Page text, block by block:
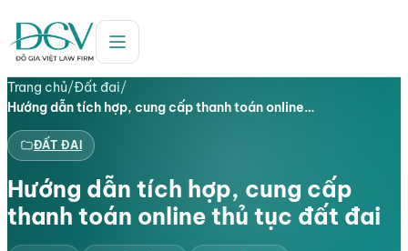
Trang chủ/Đất đai/
Hướng dẫn tích hợp, cung cấp thanh toán online…
ĐẤT ĐAI
Hướng dẫn tích hợp, cung cấp
thanh toán online thủ tục đất đai